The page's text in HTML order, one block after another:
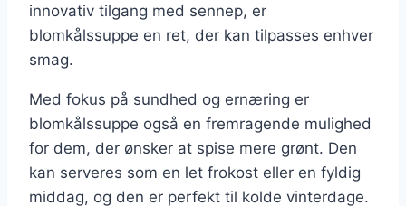
innovativ tilgang med sennep, er
blomkålssuppe en ret, der kan tilpasses enhver
smag.
Med fokus på sundhed og ernæring er
blomkålssuppe også en fremragende mulighed
for dem, der ønsker at spise mere grønt. Den
kan serveres som en let frokost eller en fyldig
middag, og den er perfekt til kolde vinterdage.